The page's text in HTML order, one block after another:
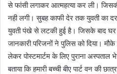
से फांसी लगाकर आत्महत्या कर ली।
नही लगी। सुबह काफी देर तक युवती का
युवती पंखे से लटकी हुई है। जिसके बाद घर
जानकारी परिजनों ने पुलिस को दिया।
लेकर पोस्टमार्टम के लिए पुराना अस्पताल
बताया कि हमारी बच्ची बीए पार्ट वन की